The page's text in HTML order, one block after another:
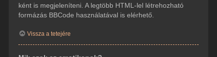
ként is megjeleníteni. A legtöbb HTML-lel létrehozható
formázás BBCode használatával is elérhető.
Vissza a tetejére